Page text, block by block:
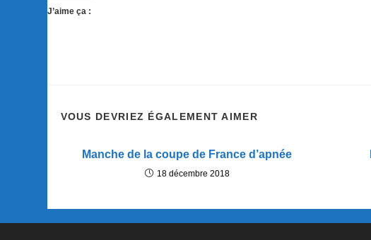
J’aime ça :
VOUS DEVRIEZ ÉGALEMENT AIMER
Manche de la coupe de France d’apnée
18 décembre 2018